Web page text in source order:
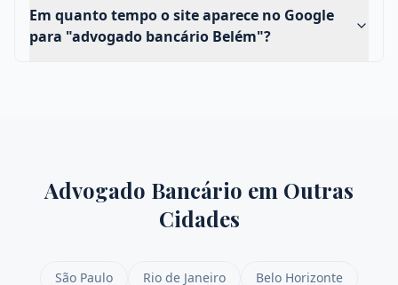
Em quanto tempo o site aparece no Google
para "advogado bancário Belém"?
Advogado Bancário em Outras
Cidades
São Paulo Rio de Janeiro
Belo Horizonte